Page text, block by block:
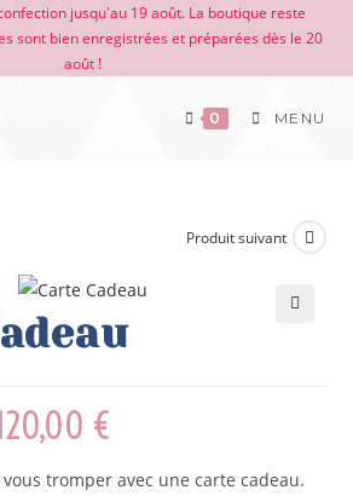
jusqu'au 19 août. La boutique reste
sont bien enregistrées et préparées dès le 20
août !
0 MENU
Produit suivant
120,00 €
tromper avec une carte cadeau.